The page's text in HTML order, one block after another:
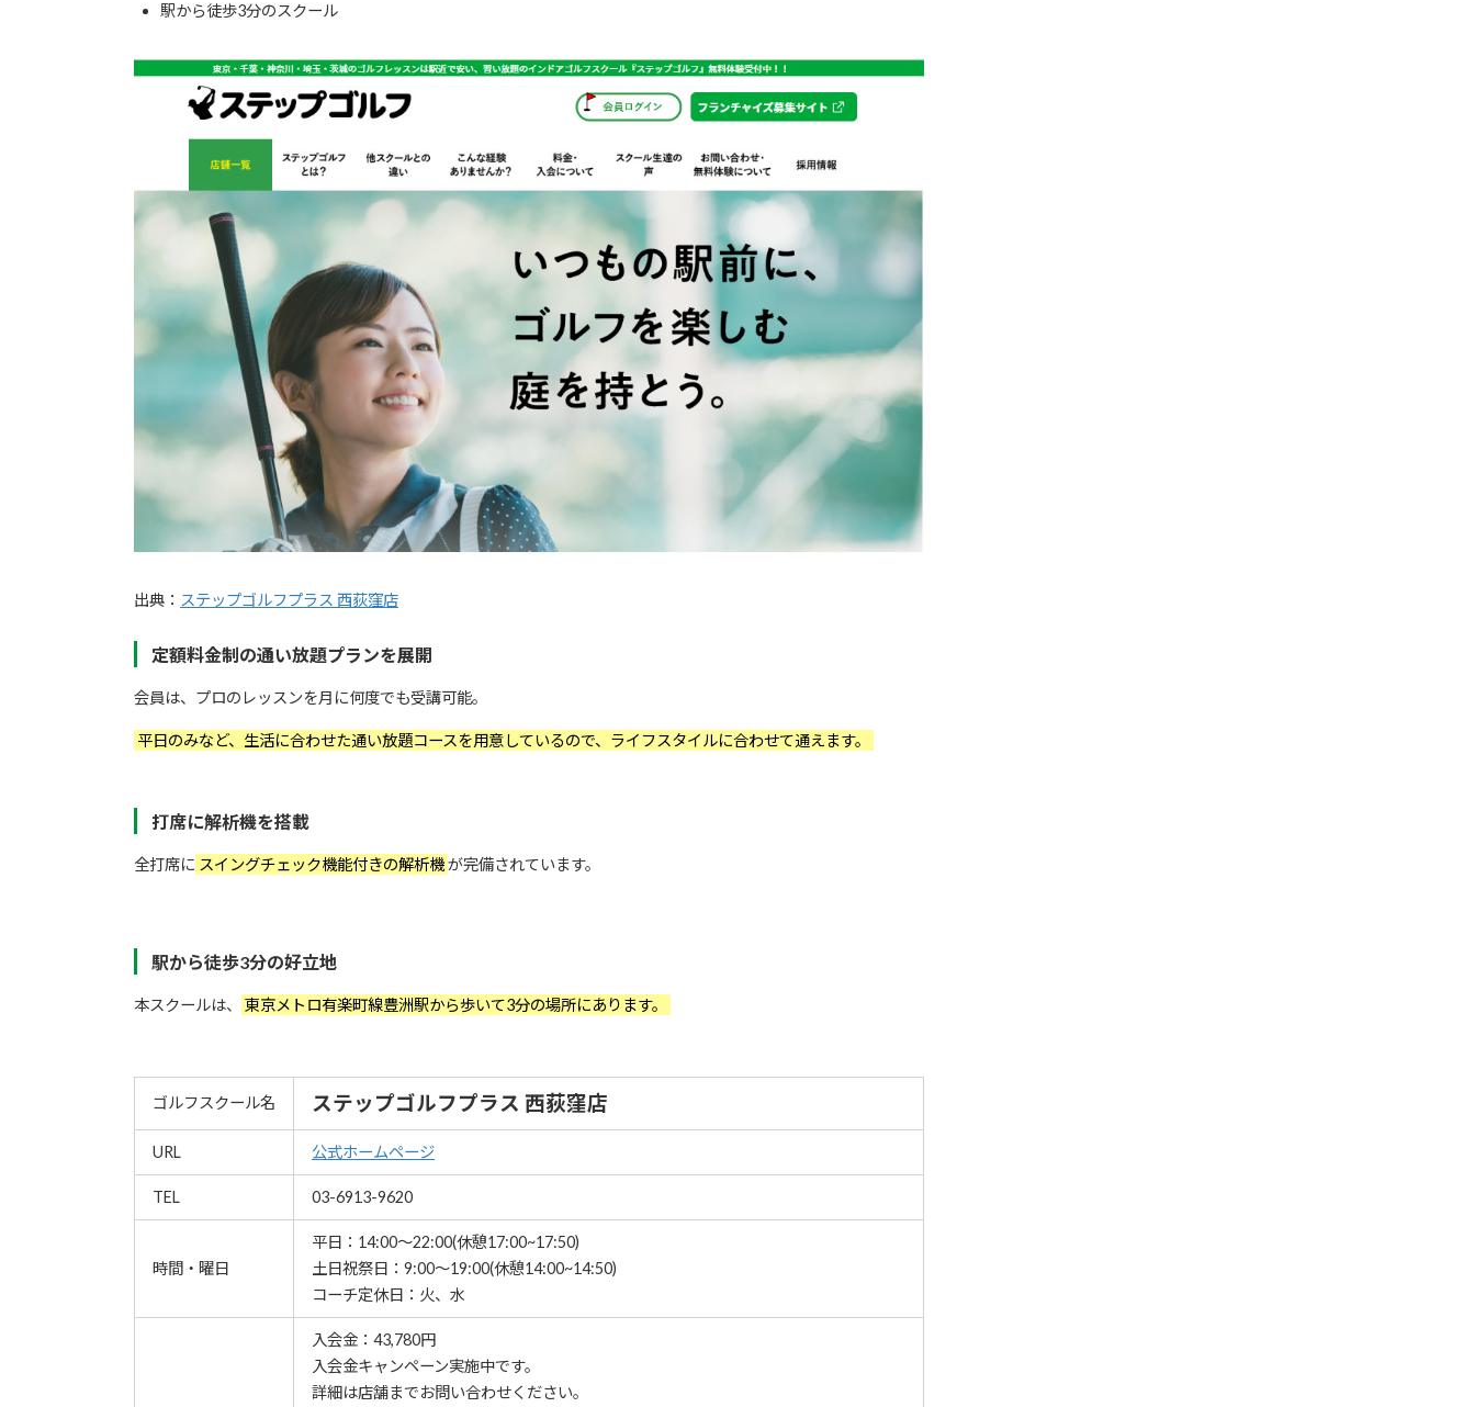
駅から徒歩3分のスクール
出典： ステップゴルフプラス 西荻窪店
定額料金制の通い放題プランを展開
会員は、プロのレッスンを月に何度でも受講可能。
平日のみなど、生活に合わせた通い放題コースを用意しているので、ライフスタイルに合わせて通えます。
打席に解析機を搭載
全打席に スイングチェック機能付きの解析機が完備されています。
駅から徒歩3分の好立地
本スクールは、 東京メトロ有楽町線豊洲駅から歩いて3分の場所にあります。
ゴルフスクール名 ステップゴルフプラス 西荻窪店
URL 公式ホームページ
TEL 03-6913-9620
時間・曜日
平日：14:00～22:00(休憩17:00~17:50)
土日祝祭日：9:00～19:00(休憩14:00~14:50)
コーチ定休日：火、水
入会金：43,780円
⼊会⾦キャンペーン実施中です。
詳細は店舗までお問い合わせください。